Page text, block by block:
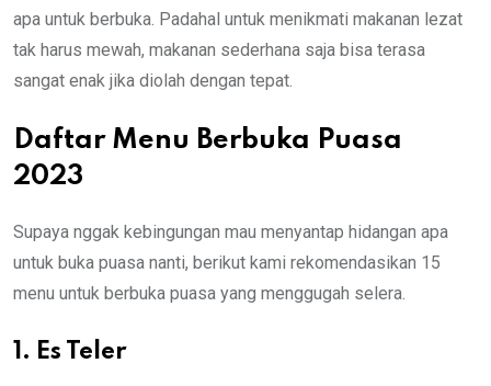
apa untuk berbuka. Padahal untuk menikmati makanan lezat
tak harus mewah, makanan sederhana saja bisa terasa
sangat enak jika diolah dengan tepat.
Daftar Menu Berbuka Puasa
2023
Supaya nggak kebingungan mau menyantap hidangan apa
untuk buka puasa nanti, berikut kami rekomendasikan 15
menu untuk berbuka puasa yang menggugah selera.
1. Es Teler